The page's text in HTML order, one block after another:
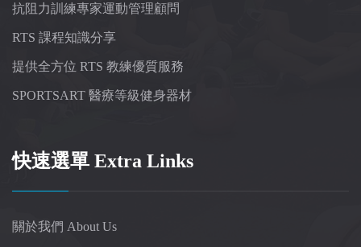
抗阻力訓練專家運動管理顧問
RTS 課程知識分享
提供全方位 RTS 教練優質服務
SPORTSART 醫療等級健身器材
快速選單 Extra Links
關於我們 About Us